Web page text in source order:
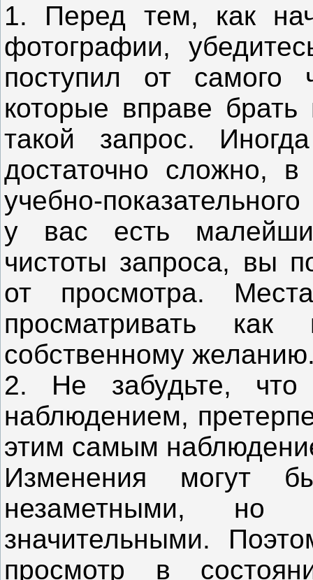
1. Перед тем, как
фотографии,
поступил от самого
которые вправе брать
такой запрос.
достаточно сложно,
учебно-
у вас есть
чистоты запроса, вы
от просмотра.
просматривать
собственному
2. Не забудьте, что
наблюдением,
этим самым
Изменения могут
незаметными,
значительными.
просмотр в